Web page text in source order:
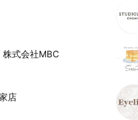
式会社MBC
店